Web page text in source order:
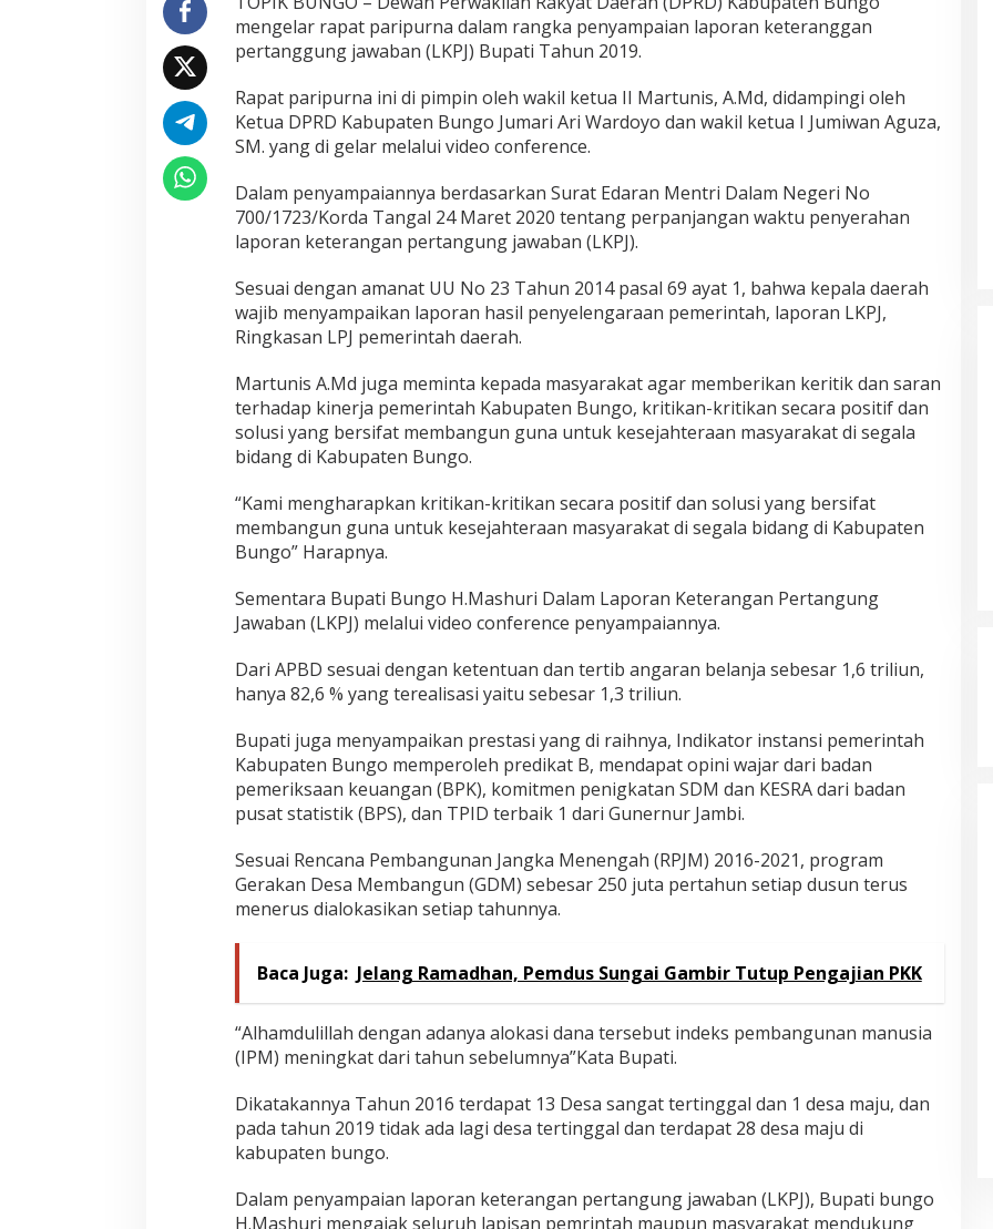
n
a
L
P
J
B
u
a
t
i
T
h
u
n
0
1
9
mengelar rapat paripurna dalam rangka penyampaian laporan keteranggan
pertanggung jawaban (LKPJ) Bupati Tahun 2019.
Rapat paripurna ini di pimpin oleh wakil ketua II Martunis, A.Md, didampingi oleh
Ketua DPRD Kabupaten Bungo Jumari Ari Wardoyo dan wakil ketua I Jumiwan Aguza,
SM. yang di gelar melalui video conference.
Dalam penyampaiannya berdasarkan Surat Edaran Mentri Dalam Negeri No
700/1723/Korda Tangal 24 Maret 2020 tentang perpanjangan waktu penyerahan
laporan keterangan pertangung jawaban (LKPJ).
Sesuai dengan amanat UU No 23 Tahun 2014 pasal 69 ayat 1, bahwa kepala daerah
wajib menyampaikan laporan hasil penyelengaraan pemerintah, laporan LKPJ,
Ringkasan LPJ pemerintah daerah.
Martunis A.Md juga meminta kepada masyarakat agar memberikan keritik dan saran
terhadap kinerja pemerintah Kabupaten Bungo, kritikan-kritikan secara positif dan
solusi yang bersifat membangun guna untuk kesejahteraan masyarakat di segala
bidang di Kabupaten Bungo.
“Kami mengharapkan kritikan-kritikan secara positif dan solusi yang bersifat
membangun guna untuk kesejahteraan masyarakat di segala bidang di Kabupaten
Bungo” Harapnya.
Sementara Bupati Bungo H.Mashuri Dalam Laporan Keterangan Pertangung
Jawaban (LKPJ) melalui video conference penyampaiannya.
Dari APBD sesuai dengan ketentuan dan tertib angaran belanja sebesar 1,6 triliun,
hanya 82,6 % yang terealisasi yaitu sebesar 1,3 triliun.
Bupati juga menyampaikan prestasi yang di raihnya, Indikator instansi pemerintah
Kabupaten Bungo memperoleh predikat B, mendapat opini wajar dari badan
pemeriksaan keuangan (BPK), komitmen penigkatan SDM dan KESRA dari badan
pusat statistik (BPS), dan TPID terbaik 1 dari Gunernur Jambi.
Sesuai Rencana Pembangunan Jangka Menengah (RPJM) 2016-2021, program
Gerakan Desa Membangun (GDM) sebesar 250 juta pertahun setiap dusun terus
menerus dialokasikan setiap tahunnya.
Baca Juga: Jelang Ramadhan, Pemdus Sungai Gambir Tutup Pengajian PKK
“Alhamdulillah dengan adanya alokasi dana tersebut indeks pembangunan manusia
(IPM) meningkat dari tahun sebelumnya”Kata Bupati.
Dikatakannya Tahun 2016 terdapat 13 Desa sangat tertinggal dan 1 desa maju, dan
pada tahun 2019 tidak ada lagi desa tertinggal dan terdapat 28 desa maju di
kabupaten bungo.
Dalam penyampaian laporan keterangan pertangung jawaban (LKPJ), Bupati bungo
H.Mashuri mengajak seluruh lapisan pemrintah maupun masyarakat mendukung
Hasil Quick Count, PSU Pilkada
Bungo Pasangan Dedy Dayat